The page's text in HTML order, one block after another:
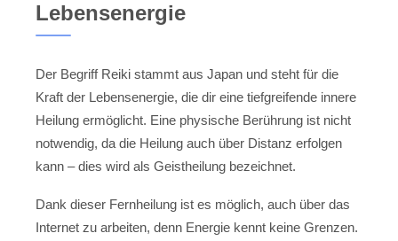
Lebensenergie
Der Begriff Reiki stammt aus Japan und steht für die
Kraft der Lebensenergie, die dir eine tiefgreifende innere
Heilung ermöglicht. Eine physische Berührung ist nicht
notwendig, da die Heilung auch über Distanz erfolgen
kann – dies wird als Geistheilung bezeichnet.
Dank dieser Fernheilung ist es möglich, auch über das
Internet zu arbeiten, denn Energie kennt keine Grenzen.